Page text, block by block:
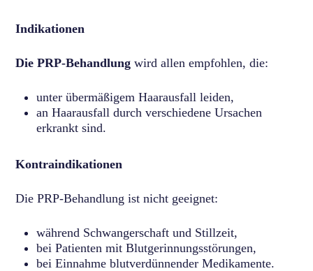
Indikationen
Die PRP-Behandlung wird allen empfohlen, die:
unter übermäßigem Haarausfall leiden,
an Haarausfall durch verschiedene Ursachen
erkrankt sind.
Kontraindikationen
Die PRP-Behandlung ist nicht geeignet:
während Schwangerschaft und Stillzeit,
bei Patienten mit Blutgerinnungsstörungen,
bei Einnahme blutverdünnender Medikamente.